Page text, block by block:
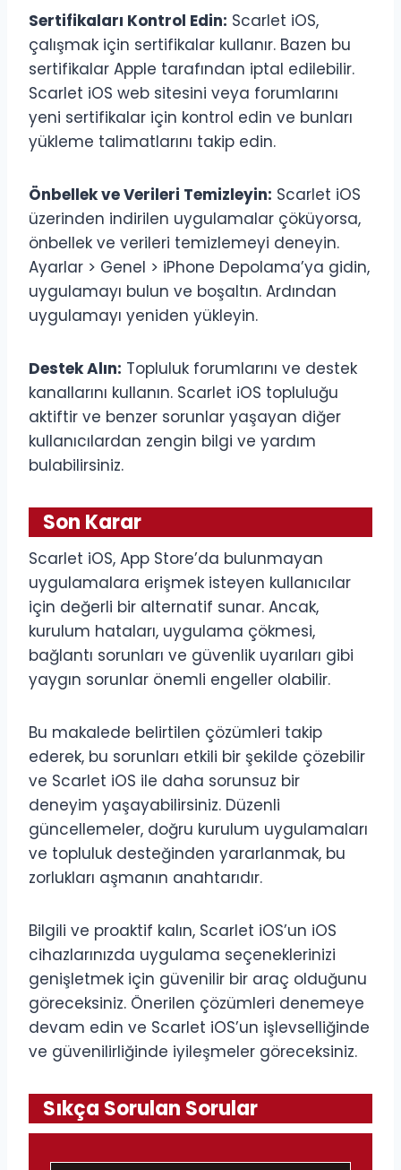
Sertifikaları Kontrol Edin: Scarlet iOS,
çalışmak için sertifikalar kullanır. Bazen bu
sertifikalar Apple tarafından iptal edilebilir.
Scarlet iOS web sitesini veya forumlarını
yeni sertifikalar için kontrol edin ve bunları
yükleme talimatlarını takip edin.
Önbellek ve Verileri Temizleyin: Scarlet iOS
üzerinden indirilen uygulamalar çöküyorsa,
önbellek ve verileri temizlemeyi deneyin.
Ayarlar > Genel > iPhone Depolama’ya gidin,
uygulamayı bulun ve boşaltın. Ardından
uygulamayı yeniden yükleyin.
Destek Alın: Topluluk forumlarını ve destek
kanallarını kullanın. Scarlet iOS topluluğu
aktiftir ve benzer sorunlar yaşayan diğer
kullanıcılardan zengin bilgi ve yardım
bulabilirsiniz.
Son Karar
Scarlet iOS, App Store’da bulunmayan
uygulamalara erişmek isteyen kullanıcılar
için değerli bir alternatif sunar. Ancak,
kurulum hataları, uygulama çökmesi,
bağlantı sorunları ve güvenlik uyarıları gibi
yaygın sorunlar önemli engeller olabilir.
Bu makalede belirtilen çözümleri takip
ederek, bu sorunları etkili bir şekilde çözebilir
ve Scarlet iOS ile daha sorunsuz bir
deneyim yaşayabilirsiniz. Düzenli
güncellemeler, doğru kurulum uygulamaları
ve topluluk desteğinden yararlanmak, bu
zorlukları aşmanın anahtarıdır.
Bilgili ve proaktif kalın, Scarlet iOS’un iOS
cihazlarınızda uygulama seçeneklerinizi
genişletmek için güvenilir bir araç olduğunu
göreceksiniz. Önerilen çözümleri denemeye
devam edin ve Scarlet iOS’un işlevselliğinde
ve güvenilirliğinde iyileşmeler göreceksiniz.
Sıkça Sorulan Sorular